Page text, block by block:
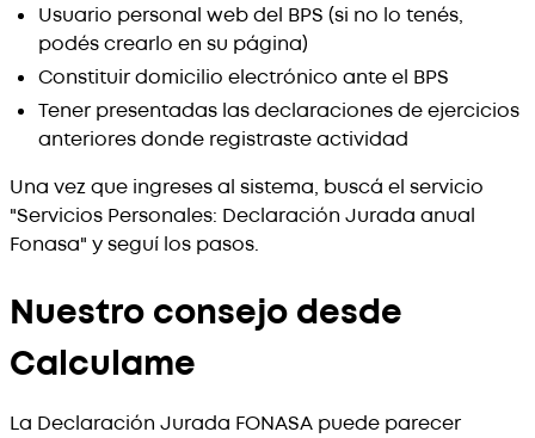
Usuario personal web del BPS (si no lo tenés,
podés crearlo en su página)
Constituir domicilio electrónico ante el BPS
Tener presentadas las declaraciones de ejercicios
anteriores donde registraste actividad
Una vez que ingreses al sistema, buscá el servicio
"Servicios Personales: Declaración Jurada anual
Fonasa" y seguí los pasos.
Nuestro consejo desde
Calculame
La Declaración Jurada FONASA puede parecer